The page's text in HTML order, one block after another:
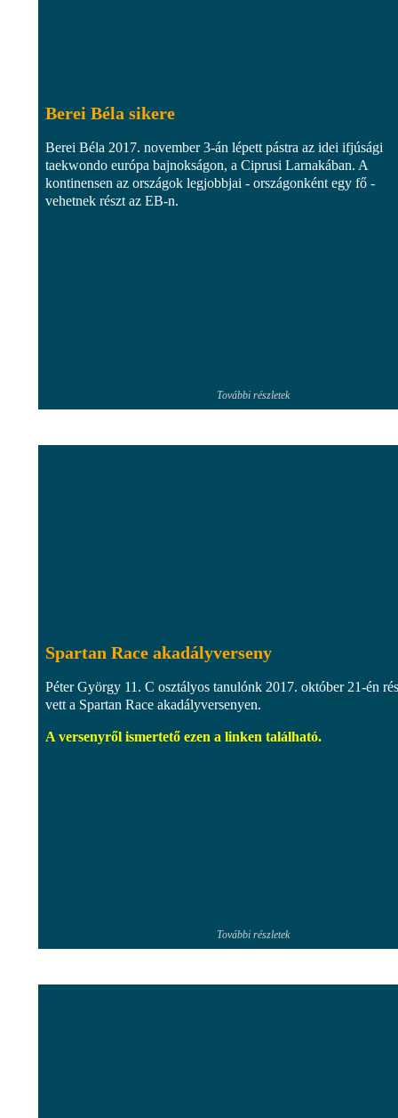
Berei Béla sikere
Berei Béla 2017. november 3-án lépett pástra az idei ifjúsági
taekwondo európa bajnokságon, a Ciprusi Larnakában. A
kontinensen az országok legjobbjai - országonként egy fő -
vehetnek részt az EB-n.
További részletek
Spartan Race akadályverseny
Péter György 11. C osztályos tanulónk 2017. október 21-én
vett a Spartan Race akadályversenyen.
A versenyről ismertető ezen a linken található.
További részletek